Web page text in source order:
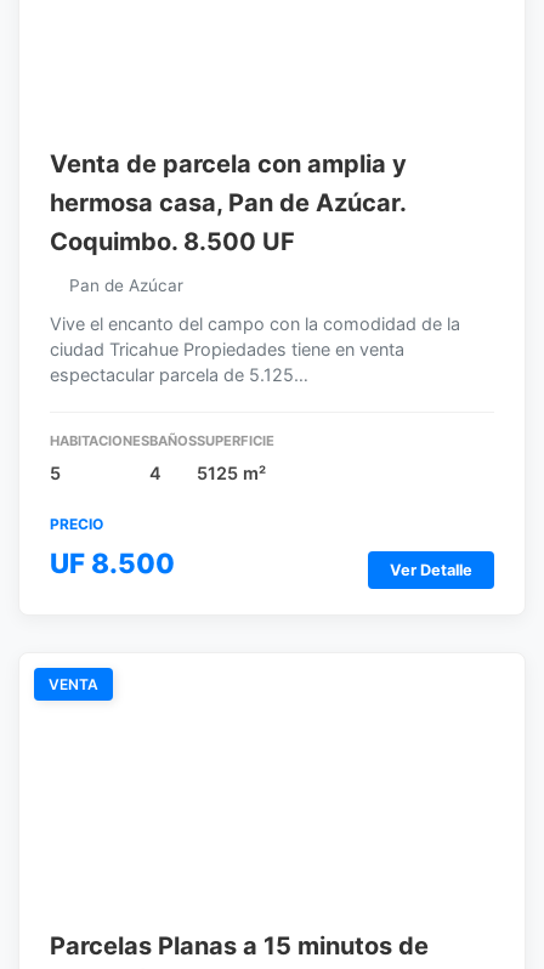
Venta de parcela con amplia y
hermosa casa, Pan de Azúcar.
Coquimbo. 8.500 UF
Pan de Azúcar
Vive el encanto del campo con la comodidad de la
ciudad Tricahue Propiedades tiene en venta
espectacular parcela de 5.125…
HABITACIONES
5
BAÑOS
4
SUPERFICIE
5125 m²
PRECIO
UF 8.500 Ver Detalle
VENTA
Parcelas Planas a 15 minutos de